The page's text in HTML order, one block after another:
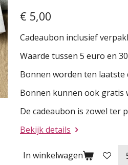
€ 5,00
Cadeaubon inclusief
Waarde tussen 5 euro en
Bonnen worden ten laatste
Bonnen kunnen ook gratis
De cadeaubon is zowel ter
Bekijk details
In winkelwagen